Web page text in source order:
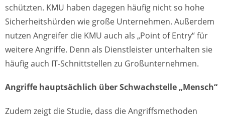
schützten. KMU haben dagegen häufig nicht so hohe
Sicherheitshürden wie große Unternehmen. Außerdem
nutzen Angreifer die KMU auch als „Point of Entry“ für
weitere Angriffe. Denn als Dienstleister unterhalten sie
häufig auch IT-Schnittstellen zu Großunternehmen.
Angriffe hauptsächlich über Schwachstelle „Mensch“
Zudem zeigt die Studie, dass die Angriffsmethoden